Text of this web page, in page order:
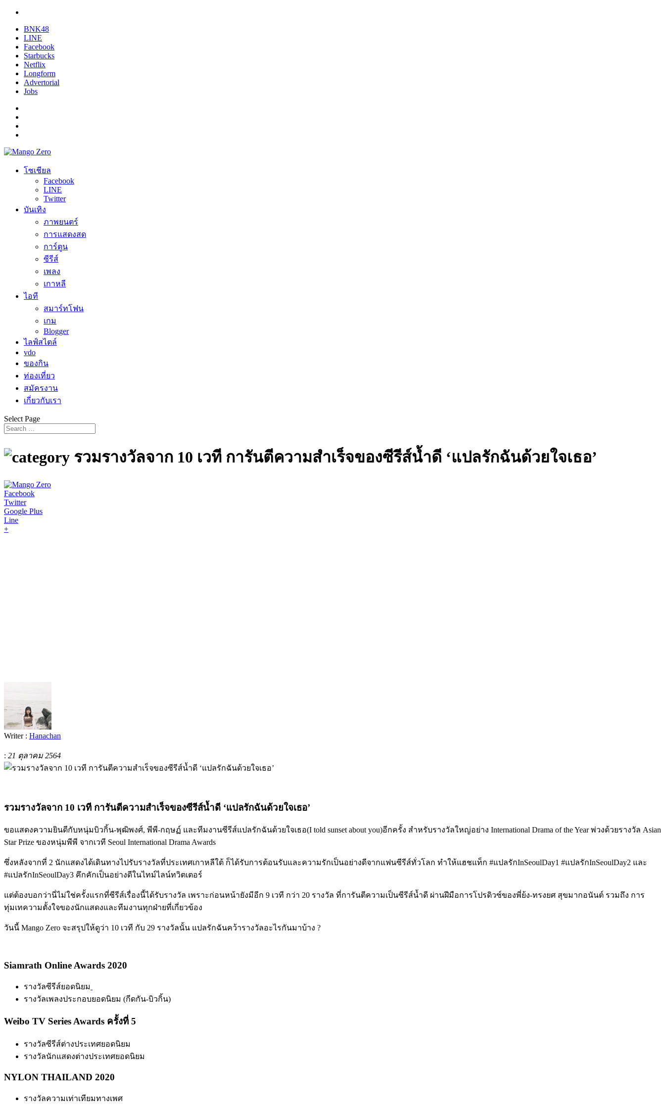
BNK48
LINE
Facebook
Starbucks
Netflix
Longform
Advertorial
Jobs
โซเชียล
Facebook
LINE
Twitter
บันเทิง
ภาพยนตร์
การแสดงสด
การ์ตูน
ซีรีส์
เพลง
เกาหลี
ไอที
สมาร์ทโฟน
เกม
Blogger
ไลฟ์สไตล์
vdo
ของกิน
ท่องเที่ยว
สมัครงาน
เกี่ยวกับเรา
Select Page
รวมรางวัลจาก 10 เวที การันตีความสำเร็จของซีรีส์น้ำดี ‘แปลรักฉันด้วยใจเธอ’
Facebook
Twitter
Google Plus
Line
+
Writer : Hanachan
: 21 ตุลาคม 2564
รวมรางวัลจาก 10 เวที การันตีความสำเร็จของซีรีส์น้ำดี ‘แปลรักฉันด้วยใจเธอ’
ขอแสดงความยินดีกับหนุ่มบิวกิ้น-พุฒิพงศ์, พีพี-กฤษฏ์ และทีมงานซีรีส์แปลรักฉันด้วยใจเธอ(I told sunset about you)อีกครั้ง สำหรับรางวัลใหญ่อย่าง International Drama of the Year พ่วงด้วยรางวัล Asian
Star Prize ของหนุ่มพีพี จากเวที Seoul International Drama Awards
ซึ่งหลังจากที่ 2 นักแสดงได้เดินทางไปรับรางวัลที่ประเทศเกาหลีใต้ ก็ได้รับการต้อนรับและความรักเป็นอย่างดีจากแฟนซีรีส์ทั่วโลก ทำให้แฮชแท็ก #แปลรักInSeoulDay1 #แปลรักInSeoulDay2 และ
#แปลรักInSeoulDay3 คึกคักเป็นอย่างดีในไทม์ไลน์ทวิตเตอร์
แต่ต้องบอกว่านี่ไม่ใช่ครั้งแรกที่ซีรีส์เรื่องนี้ได้รับรางวัล เพราะก่อนหน้ายังมีอีก 9 เวที กว่า 20 รางวัล ที่การันตีความเป็นซีรีส์น้ำดี ผ่านฝีมือการโปรดิวซ์ของพี่ย้ง-ทรงยศ สุขมากอนันต์ รวมถึง การ
ทุ่มเทความตั้งใจของนักแสดงและทีมงานทุกฝ่ายที่เกี่ยวข้อง
วันนี้ Mango Zero จะสรุปให้ดูว่า 10 เวที กับ 29 รางวัลนั้น แปลรักฉันคว้ารางวัลอะไรกันมาบ้าง ?
Siamrath Online Awards 2020
รางวัลซีรีส์ยอดนิยม
รางวัลเพลงประกอบยอดนิยม (กีดกัน-บิวกิ้น)
Weibo TV Series Awards ครั้งที่ 5
รางวัลซีรีส์ต่างประเทศยอดนิยม
รางวัลนักแสดงต่างประเทศยอดนิยม
NYLON THAILAND 2020
รางวัลความเท่าเทียมทางเพศ